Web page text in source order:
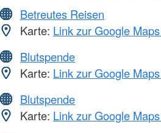
Betreutes Reisen
Karte: Link zur Google
Blutspende
Karte: Link zur Google
Blutspende
Karte: Link zur Google